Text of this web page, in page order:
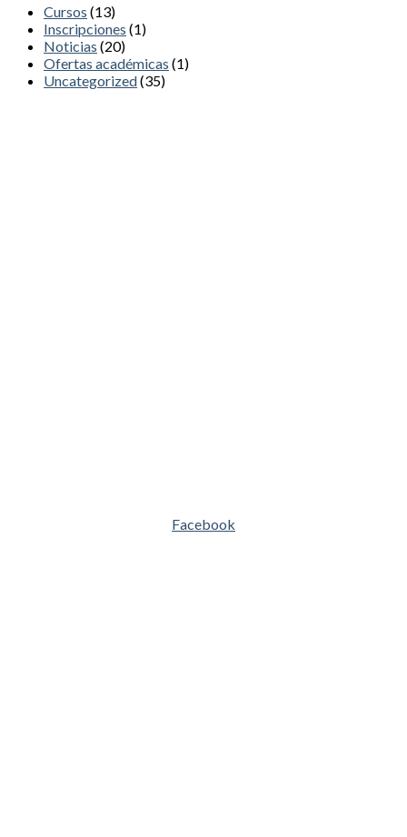
Cursos (13)
Inscripciones (1)
Noticias (20)
Ofertas académicas (1)
Uncategorized(35)
Facebook